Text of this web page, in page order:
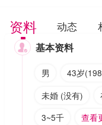
资料 动态
 基本资料
男 43岁
未婚 (没有)
3~5千
查看